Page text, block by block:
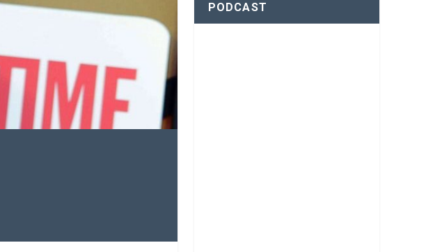
PODCAST